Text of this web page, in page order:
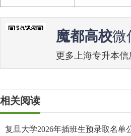
魔都高校微
更多上海专升本
相关阅读
复旦大学2026年插班生预录取名单